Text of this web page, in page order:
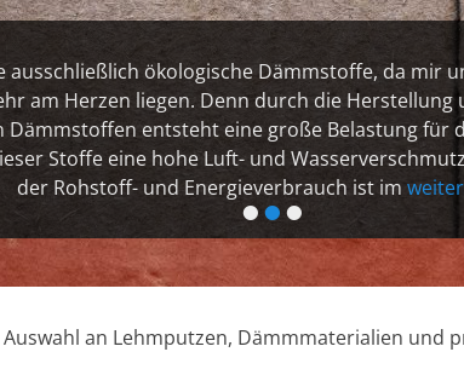
•••
ausschließlich ökologische Dämmstoffe, da mir
am Herzen liegen. Denn durch die
Dämmstoffen entsteht eine große Belastung für
Stoffe eine hohe Luft- und
der Rohstoff- und Energieverbrauch ist im
an Lehmputzen, Dämmmaterialien und